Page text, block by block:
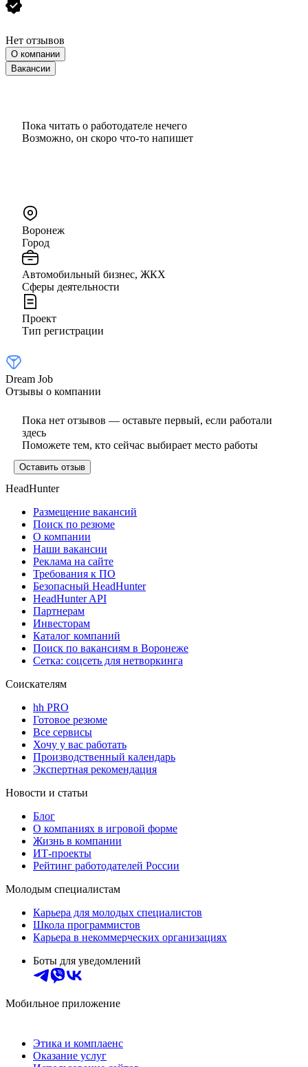
Нет отзывов
О компании
Вакансии
Пока читать о работодателе нечего
Возможно, он скоро что‑то напишет
Воронеж
Город
Автомобильный бизнес, ЖКХ
Сферы деятельности
Проект
Тип регистрации
Dream Job
Отзывы о компании
Пока нет отзывов — оставьте первый, если работали
здесь
Поможете тем, кто сейчас выбирает место работы
Оставить отзыв
HeadHunter
Размещение вакансий
Поиск по резюме
О компании
Наши вакансии
Реклама на сайте
Требования к ПО
Безопасный HeadHunter
HeadHunter API
Партнерам
Инвесторам
Каталог компаний
Поиск по вакансиям в Воронеже
Сетка: соцсеть для нетворкинга
Соискателям
hh PRO
Готовое резюме
Все сервисы
Хочу у вас работать
Производственный календарь
Экспертная рекомендация
Новости и статьи
Блог
О компаниях в игровой форме
Жизнь в компании
ИТ-проекты
Рейтинг работодателей России
Молодым специалистам
Карьера для молодых специалистов
Школа программистов
Карьера в некоммерческих организациях
Боты для уведомлений
Мобильное приложение
Этика и комплаенс
Оказание услуг